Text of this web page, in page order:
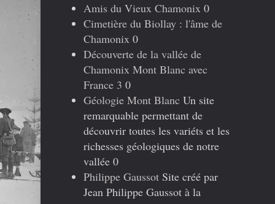
Amis du Vieux Chamonix 0
Cimetière du Biollay : l'âme de
Chamonix 0
Découverte de la vallée de
Chamonix Mont Blanc avec
France 3 0
Géologie Mont Blanc Un site
remarquable permettant de
découvrir toutes les variéts et les
richesses géologiques de notre
vallée 0
Philippe Gaussot Site créé par
Jean Philippe Gaussot à la